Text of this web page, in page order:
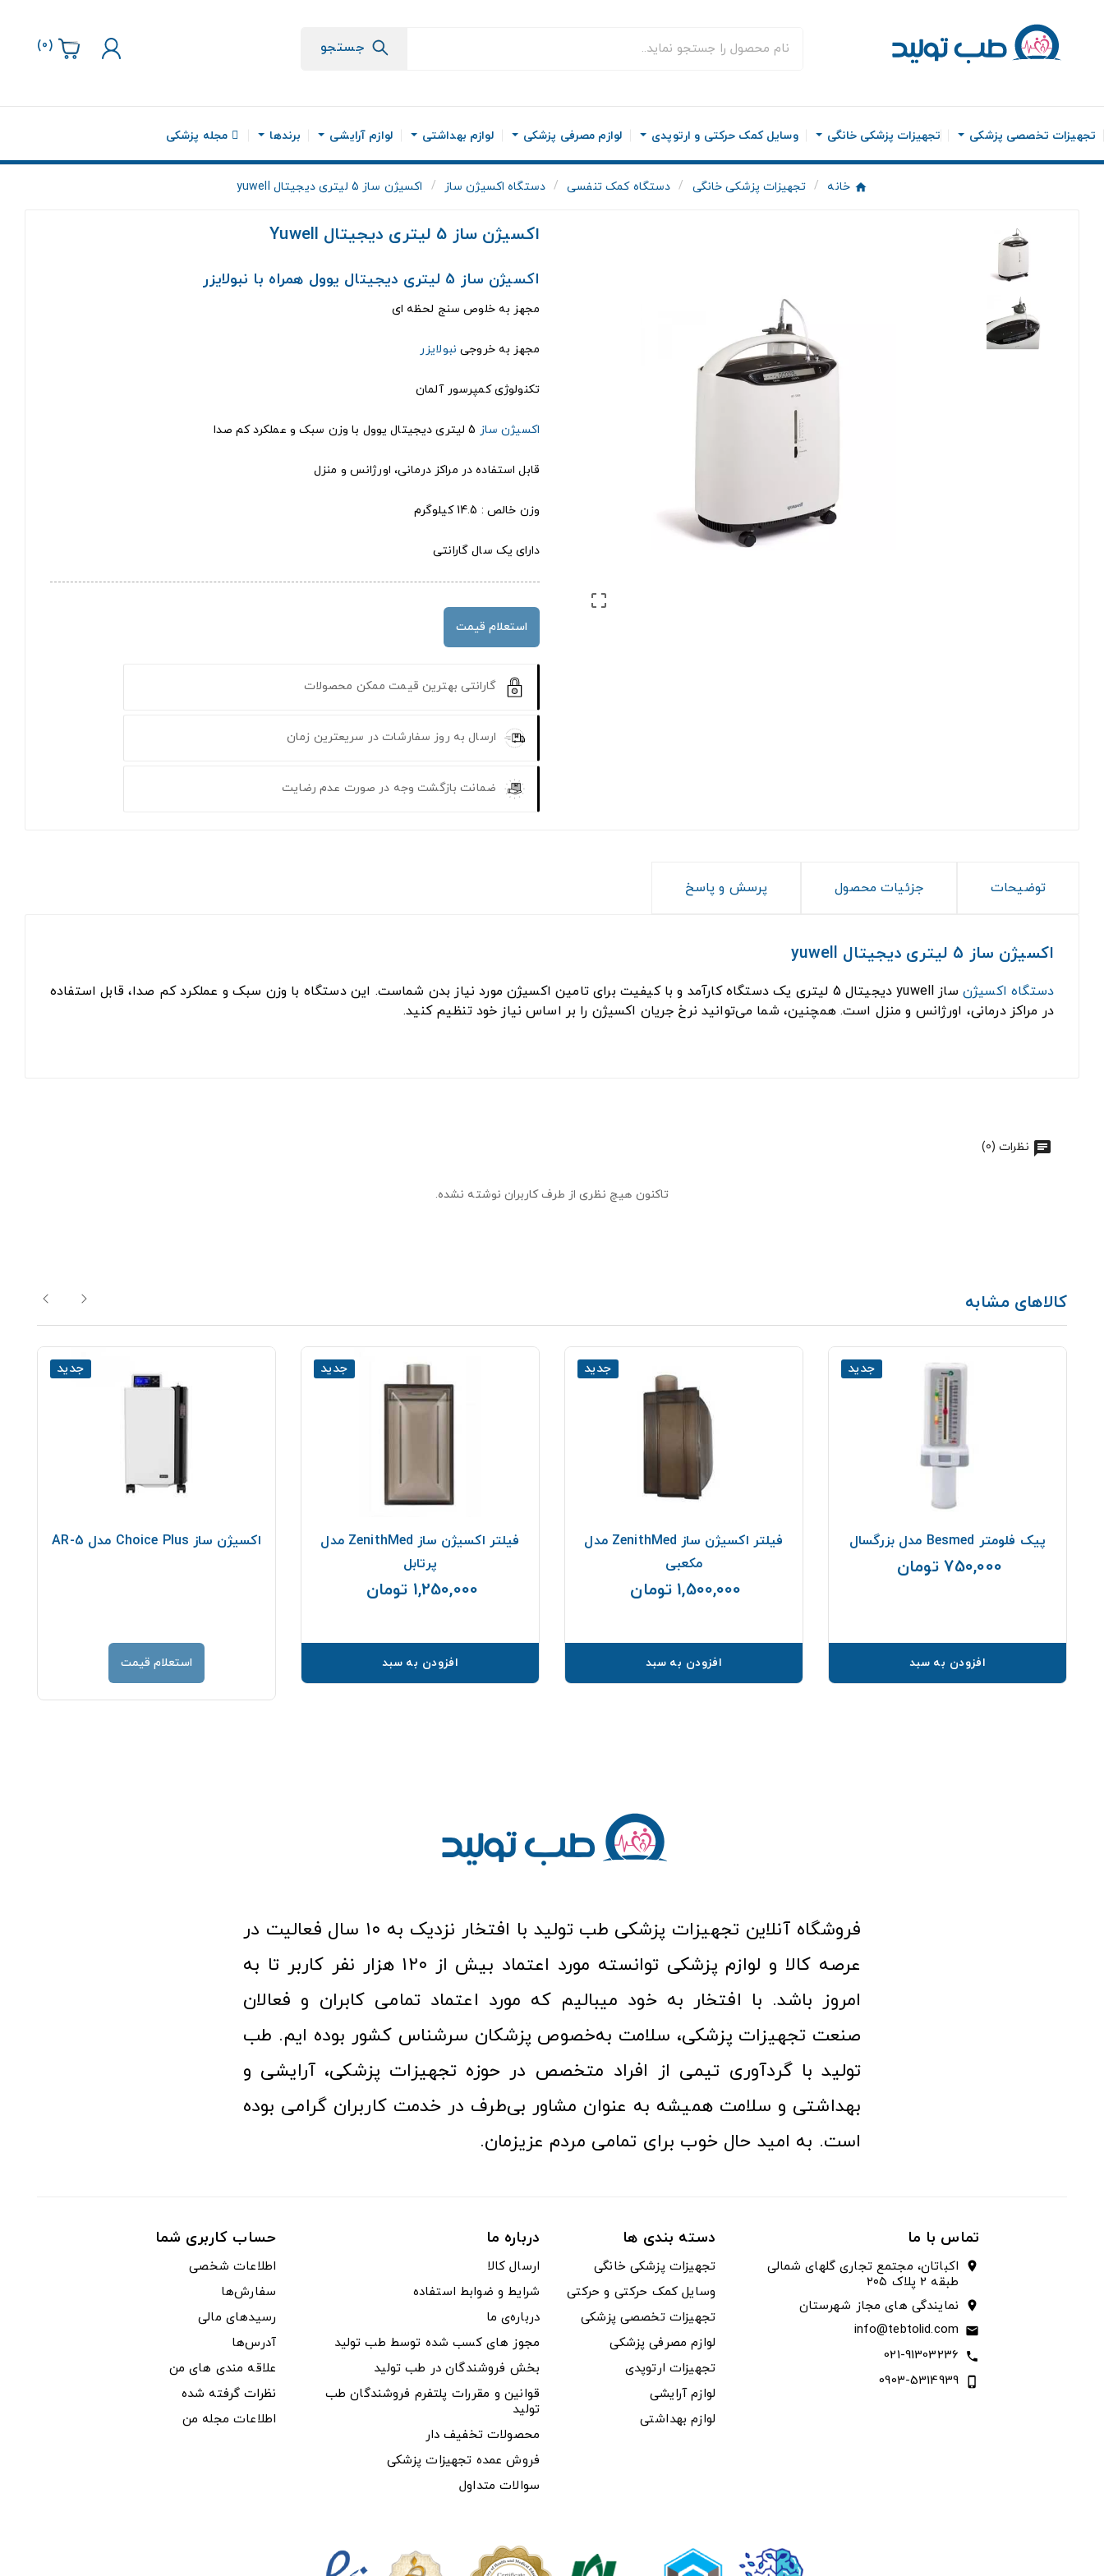
جستجو (
0
)
تجهیزات تخصصی پزشکی تجهیزات پزشکی خانگی وسایل کمک حرکتی و ارتوپدی لوازم مصرفی پزشکی لوازم بهداشتی لوازم آرایشی برندها مجله پزشکی
خانه تجهیزات پزشکی خانگی دستگاه کمک تنفسی دستگاه اکسیژن ساز اکسیژن ساز 5 لیتری دیجیتال yuwell

اکسیژن ساز 5 لیتری دیجیتال Yuwell
اکسیژن ساز 5 لیتری دیجیتال یوول همراه با نبولایزر
مجهز به خلوص سنج لحظه ای
مجهز به خروجی نبولایزر
تکنولوژی کمپرسور آلمان
اکسیژن ساز
قابل استفاده در مراکز درمانی، اورژانس و منزل
وزن خالص : 14.5 کیلوگرم
دارای یک سال گارانتی
استعلام قیمت
گارانتی بهترین قیمت ممکن محصولات
ارسال به روز سفارشات در سریعترین زمان
ضمانت بازگشت وجه در صورت عدم رضایت
توضیحات جزئیات محصول پرسش و پاسخ
اکسیژن ساز 5 لیتری دیجیتال yuwell
دستگاه اکسیژن
ساز yuwell دیجیتال 5 لیتری یک دستگاه کارآمد و با کیفیت برای تامین اکسیژن مورد نیاز بدن شماست. این دستگاه با وزن سبک و عملکرد کم صدا، قابل استفاده
در مراکز درمانی، اورژانس و منزل است. همچنین، شما می‌توانید نرخ جریان اکسیژن را بر اساس نیاز خود تنظیم کنید.
نظرات (0)
تاکنون هیچ نظری از طرف کاربران نوشته نشده.
کالاهای مشابه
جدید
پیک فلومتر Besmed مدل بزرگسال
750,000 تومان
افزودن به سبد
جدید
فیلتر اکسیژن ساز ZenithMed مدل
مکعبی
1,500,000 تومان
افزودن به سبد
جدید
فیلتر اکسیژن ساز ZenithMed مدل
پرتابل
1,250,000 تومان
افزودن به سبد
جدید
اکسیژن ساز Choice Plus مدل AR-5
استعلام قیمت
فروشگاه آنلاین تجهیزات پزشکی طب تولید با افتخار نزدیک به ۱۰ سال فعالیت در
عرصه کالا و لوازم پزشکی توانسته مورد اعتماد بیش از ۱۲۰ هزار نفر کاربر تا به
امروز باشد. با افتخار به خود میبالیم که مورد اعتماد تمامی کابران و فعالان
صنعت تجهیزات پزشکی، سلامت به‌خصوص پزشکان سرشناس کشور بوده ایم. طب
تولید با گردآوری تیمی از افراد متخصص در حوزه تجهیزات پزشکی، آرایشی و
بهداشتی و سلامت همیشه به عنوان مشاور بی‌طرف در خدمت کاربران گرامی بوده
است. به امید حال خوب برای تمامی مردم عزیزمان.
تماس با ما
location_on
اکباتان، مجتمع تجاری گلهای شمالی
طبقه ۲ پلاک ۲۰۵
location_on نمایندگی های مجاز شهرستان
email
info@tebtolid.com
call
021-91303236
phone_iphone
0903-5314939
دسته بندی ها
تجهیزات پزشکی خانگی
وسایل کمک حرکتی و حرکتی
تجهیزات تخصصی پزشکی
لوازم مصرفی پزشکی
تجهیزات ارتوپدی
لوازم آرایشی
لوازم بهداشتی
درباره ما
ارسال کالا
شرایط و ضوابط استفاده
درباره‌ی ما
مجوز های کسب شده توسط طب تولید
بخش فروشندگان در طب تولید
قوانین و مقررات پلتفرم فروشندگان طب
تولید
محصولات تخفیف دار
فروش عمده تجهیزات پزشکی
سوالات متداول
حساب کاربری شما
اطلاعات شخصی
سفارش‌ها
رسیدهای مالی
آدرس‌ها
علاقه مندی های من
نظرات گرفته شده
اطلاعات مجله من